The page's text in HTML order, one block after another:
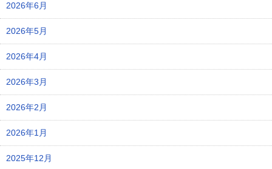
2026年6月
2026年5月
2026年4月
2026年3月
2026年2月
2026年1月
2025年12月